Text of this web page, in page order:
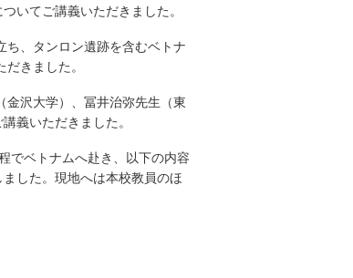
いてご講義いただきました。
、タンロン遺跡を含むベトナ
きました。
沢大学）、冨井治弥先生（東
義いただきました。
でベトナムへ赴き、以下の内容
した。現地へは本校教員のほ